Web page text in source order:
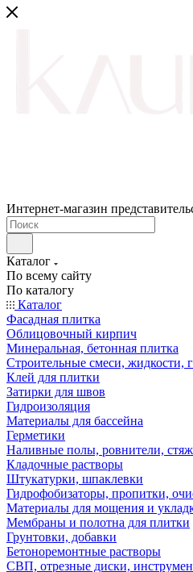
Интернет-магазин
Каталог
По всему сайту
По каталогу
Каталог
Фасадная плитка
Облицовочный кирпич
Минеральная, бетонная плитка
Строительные смеси, жидкости,
Клей для плитки
Затирки для швов
Гидроизоляция
Материалы для бассейна
Герметики
Наливные полы, ровнители,
Кладочные растворы
Штукатурки, шпаклевки
Гидрофобизаторы, пропитки,
Материалы для мощения и
Мембраны и полотна для плитки
Грунтовки, добавки
Бетоноремонтные растворы
СВП, отрезные диски,